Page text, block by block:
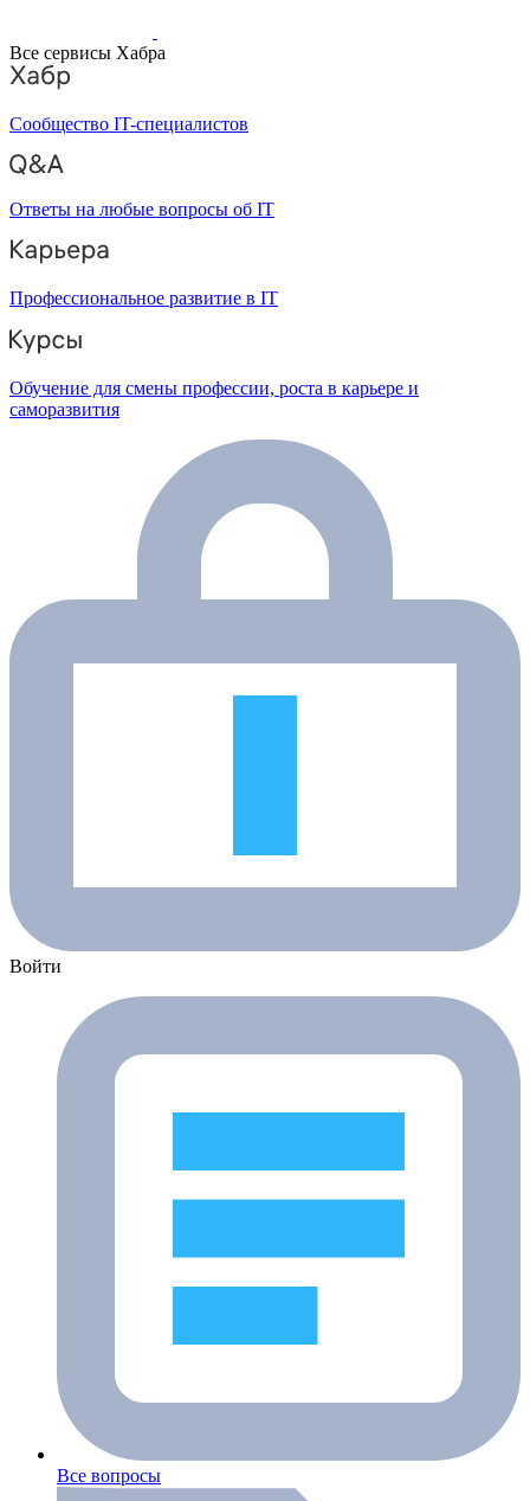
Все сервисы Хабра
Сообщество IT-специалистов
Ответы на любые вопросы об IT
Профессиональное развитие в IT
Обучение для смены профессии, роста в карьере и
саморазвития
Войти
Все вопросы